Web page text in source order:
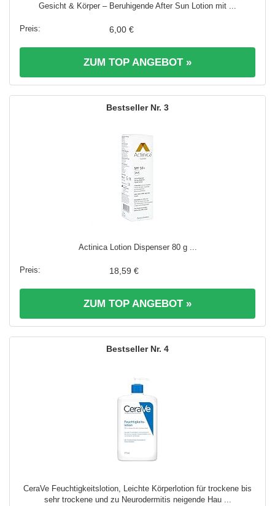
Gesicht & Körper – Beruhigende After Sun Lotion mit ...
6,00 €
ZUM TOP ANGEBOT »
3
Actinica Lotion Dispenser 80 g ...
18,59 €
ZUM TOP ANGEBOT »
4
CeraVe Feuchtigkeitslotion, Leichte Körperlotion für trockene bis
sehr trockene und zu Neurodermitis neigende Hau ...